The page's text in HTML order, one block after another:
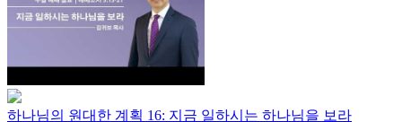
하나님의 원대한 계획 16: 지금 일하시는 하나님을 보라